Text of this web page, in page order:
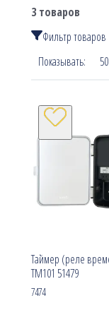
3 товаров
Фильтр товаров
Показывать:
50
Таймер (реле
TM101 51479
7474